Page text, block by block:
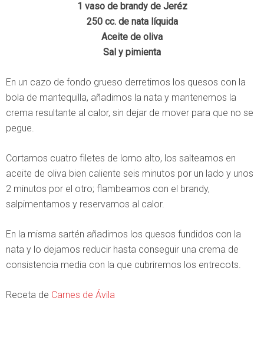
1 vaso de brandy de Jeréz
250 cc. de nata líquida
Aceite de oliva
Sal y pimienta
En un cazo de fondo grueso derretimos los quesos con la
bola de mantequilla, añadimos la nata y mantenemos la
crema resultante al calor, sin dejar de mover para que no se
pegue.
Cortamos cuatro filetes de lomo alto, los salteamos en
aceite de oliva bien caliente seis minutos por un lado y unos
2 minutos por el otro; flambeamos con el brandy,
salpimentamos y reservamos al calor.
En la misma sartén añadimos los quesos fundidos con la
nata y lo dejamos reducir hasta conseguir una crema de
consistencia media con la que cubriremos los entrecots.
Receta de Carnes de Ávila